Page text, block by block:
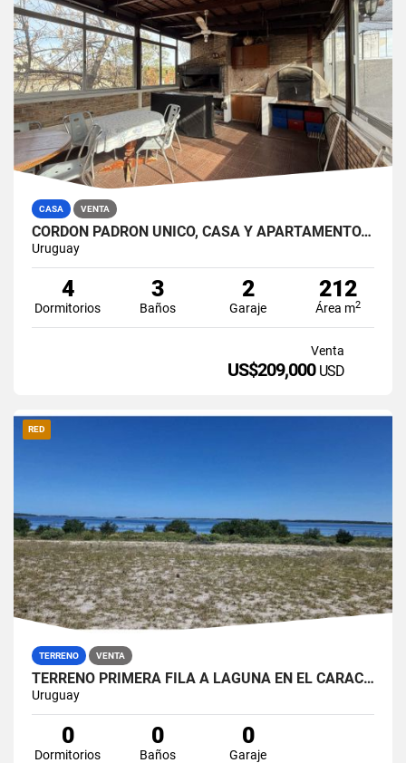
CASA VENTA
CORDÓN PADRÓN ÚNICO, CASA Y APARTAMENTO, IDEAL INVERSIÓN.
Uruguay
4
Dormitorios
3
Baños
2
Garaje
212
Área m2
Venta
US$209,000 USD
RED
TERRENO VENTA
TERRENO PRIMERA FILA A LAGUNA EN EL CARACOL
Uruguay
0
Dormitorios
0
Baños
0
Garaje